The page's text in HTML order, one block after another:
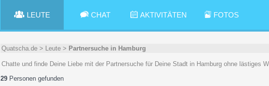
LEUTE CHAT AKTIVITÄTEN FOTOS
Quatscha.de > Leute > Partnersuche in Hamburg
Chatte und finde Deine Liebe mit der Partnersuche für Deine Stadt in Hamburg ohne lästiges
29 Personen gefunden